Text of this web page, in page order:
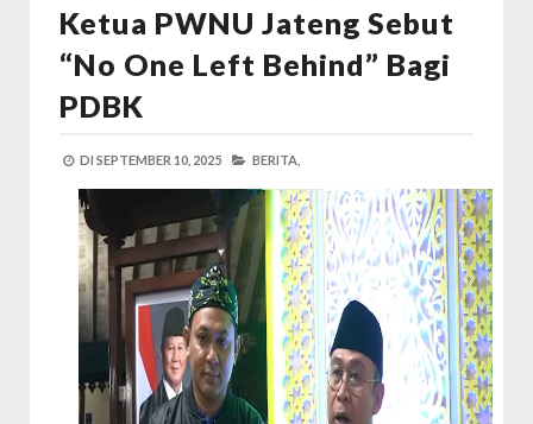
Ketua PWNU Jateng Sebut
“No One Left Behind” Bagi
PDBK
DI SEPTEMBER 10, 2025 BERITA,